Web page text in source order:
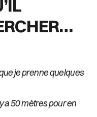
je prenne quelques
a 50 mètres pour en